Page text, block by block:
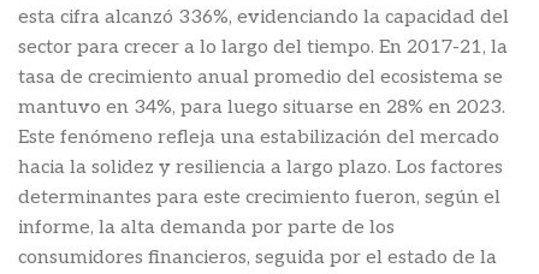
esta cifra alcanzó 336%, evidenciando la capacidad del
sector para crecer a lo largo del tiempo. En 2017-21, la
tasa de crecimiento anual promedio del ecosistema se
mantuvo en 34%, para luego situarse en 28% en 2023.
Este fenómeno refleja una estabilización del mercado
hacia la solidez y resiliencia a largo plazo. Los factores
determinantes para este crecimiento fueron, según el
informe, la alta demanda por parte de los
consumidores financieros, seguida por el estado de la